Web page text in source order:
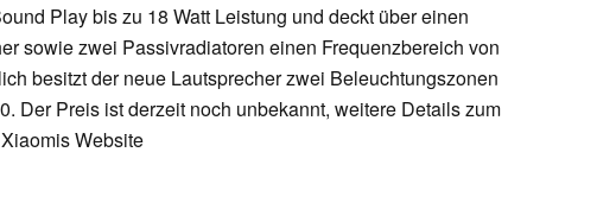
Play bis zu 18 Watt Leistung und deckt über einen
sowie zwei Passivradiatoren einen Frequenzbereich von
besitzt der neue Lautsprecher zwei Beleuchtungszonen
Der Preis ist derzeit noch unbekannt, weitere Details zum
Website